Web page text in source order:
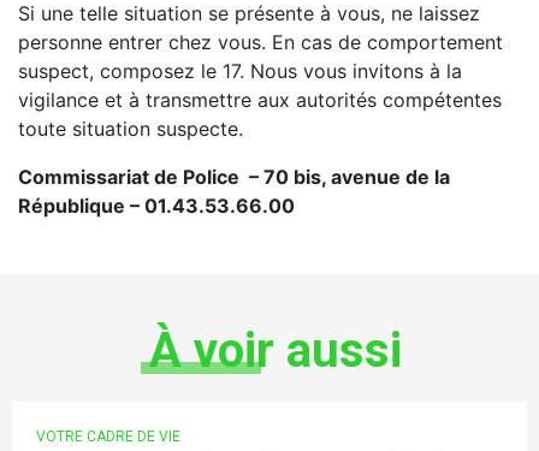
Si une telle situation se présente à vous, ne laissez
personne entrer chez vous. En cas de comportement
suspect, composez le 17. Nous vous invitons à la
vigilance et à transmettre aux autorités compétentes
toute situation suspecte.
Commissariat de Police – 70 bis, avenue de la
République – 01.43.53.66.00
À voir aussi
VOTRE CADRE DE VIE